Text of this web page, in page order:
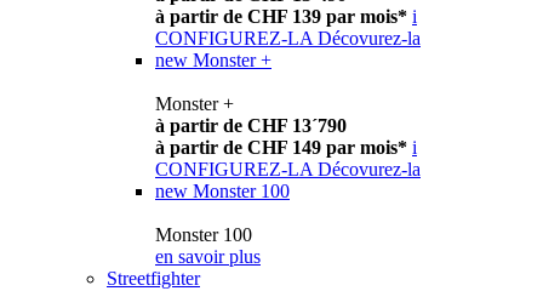
à partir de CHF 139 par mois* i
CONFIGUREZ-LA Décovurez-la
new Monster +
Monster +
à partir de CHF 13´790
à partir de CHF 149 par mois* i
CONFIGUREZ-LA Décovurez-la
new Monster 100
Monster 100
en savoir plus
Streetfighter